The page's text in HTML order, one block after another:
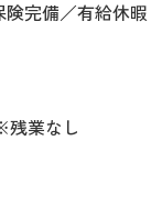
完備／有給休暇
業なし